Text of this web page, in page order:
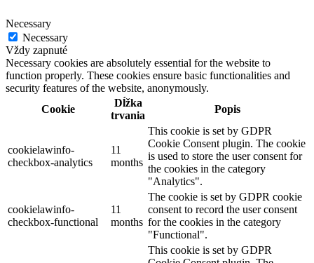
Necessary
Necessary
Vždy zapnuté
Necessary cookies are absolutely essential for the website to
function properly. These cookies ensure basic functionalities and
security features of the website, anonymously.
Cookie
Dĺžka
trvania
Popis
cookielawinfo-
checkbox-analytics
11
months
This cookie is set by GDPR
Cookie Consent plugin. The cookie
is used to store the user consent for
the cookies in the category
"Analytics".
cookielawinfo-
checkbox-functional
11
months
The cookie is set by GDPR cookie
consent to record the user consent
for the cookies in the category
"Functional".
This cookie is set by GDPR